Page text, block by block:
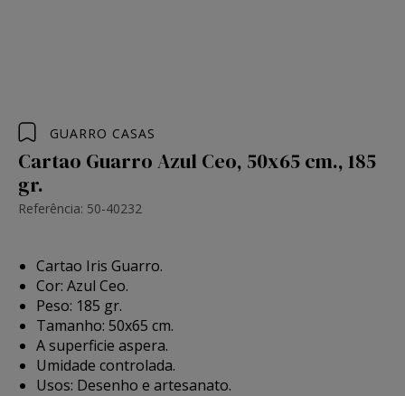
GUARRO CASAS
Cartao Guarro Azul Ceo, 50x65 cm., 185
gr.
Referência: 50-40232
Cartao Iris Guarro.
Cor: Azul Ceo.
Peso: 185 gr.
Tamanho: 50x65 cm.
A superficie aspera.
Umidade controlada.
Usos: Desenho e artesanato.